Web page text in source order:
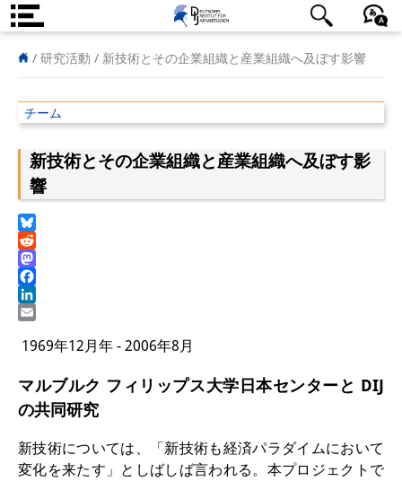
DIJ案内
研究所の概要
チーム
執行部
リサーチ・チーム
客員研究員
奨学生
研究活動
日本語 English Deutsch
/ 研究活動 / 新技術とその企業組織と産業組織へ及ぼす影響
チーム
新技術とその企業組織と産業組織へ及ぼす影
響
Bluesky
Reddit
Mastodon
Facebook
LinkedIn
1969年12月年 - 2006年8月
マルブルク フィリップス大学日本センターと DIJ
の共同研究
新技術については、「新技術も経済パラダイムにおいて
変化を来たす」としばしば言われる。本プロジェクトで